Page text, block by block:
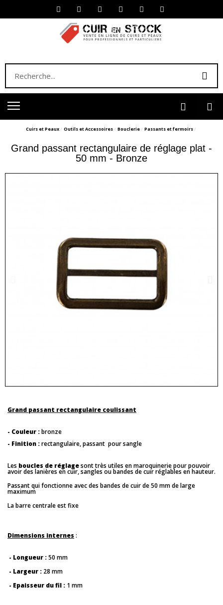
Cuirs et Peaux Outils et Accessoires Bouclerie Passants et fermoirs
Grand passant rectangulaire de réglage plat -
50 mm - Bronze
Grand passant rectangulaire coulissant
- Couleur :bronze
- Finition :rectangulaire, passant pour sangle
Les boucles de réglagesont très utiles en maroquinerie pour pouvoir
avoir des lanières en cuir, sangles ou bandes de cuir réglables en hauteur.
Passant qui fonctionne avec des bandes de cuir de 50 mm de large
maximum
La barre centrale est fixe
Dimensions internes :
- Longueur :50 mm
- Largeur : 28 mm
- Epaisseur du fil : 1 mm